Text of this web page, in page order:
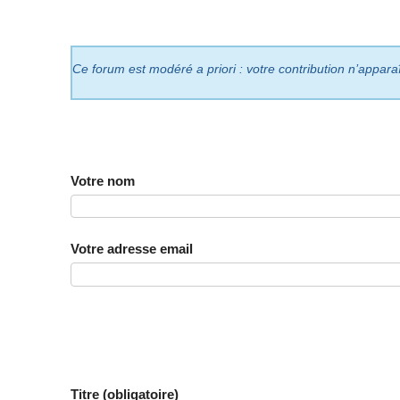
Ce forum est modéré a priori : votre contribution
Votre nom
Votre adresse email
Titre (obligatoire)